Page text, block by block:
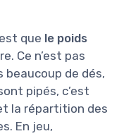
que le poids
Ce n’est pas
beaucoup de dés,
pipés, c’est
la répartition des
En jeu,